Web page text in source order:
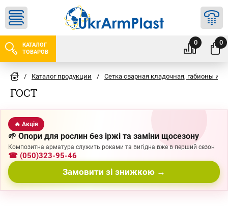
КАТАЛОГ
ТОВАРОВ
0 0
/ Каталог продукции / Сетка сварная кладочная, габионы и
ГОСТ
🔥 Акція
🌱 Опори для рослин без іржі та заміни щосезону
Композитна арматура служить роками та вигідна вже в перший сезон
☎ (050)323-95-46
Замовити зі знижкою →